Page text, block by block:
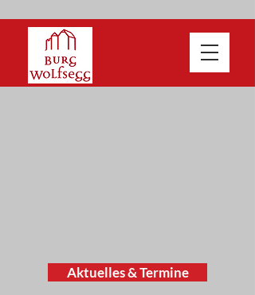
Aktuelles & Termine